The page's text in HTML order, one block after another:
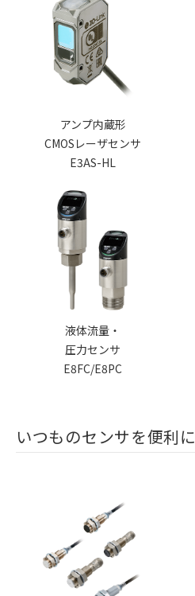
アンプ内蔵形
CMOSレーザセンサ
E3AS-HL
液体流量・
圧力センサ
E8FC/E8PC
いつものセンサを便利に